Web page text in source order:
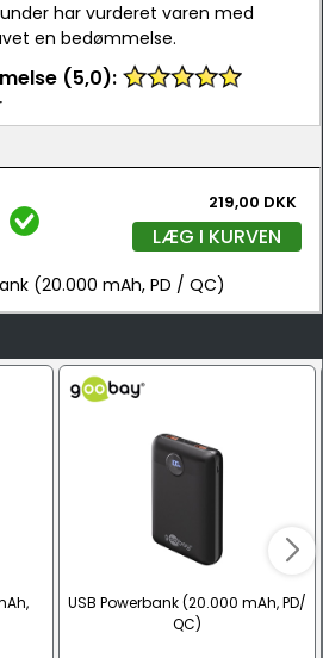
har vurderet varen med
en bedømmelse.
(5,0):
219,00 DKK
LÆG I KURVEN
(20.000 mAh, PD / QC)
USB Powerbank (20.000 mAh, PD/
QC)